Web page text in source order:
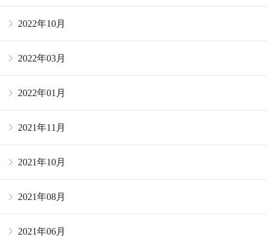
2022年10月
2022年03月
2022年01月
2021年11月
2021年10月
2021年08月
2021年06月